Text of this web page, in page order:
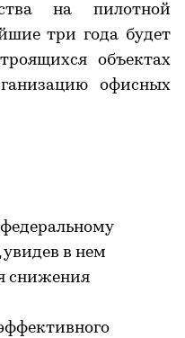
на пилотной
три года будет
объектах
офисных
увидев в нем
снижения